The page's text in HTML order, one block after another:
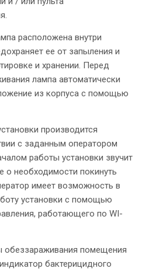
расположена внутри
ее от запыления и
и хранении. Перед
лампа автоматически
из корпуса с помощью
производится
с заданным оператором
работы установки звучит
о необходимости покинуть
имеет возможность в
установки с помощью
работающего по WI-
обеззараживания помещения
бактерицидного